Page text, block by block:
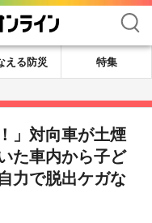
検索
える防災
特集
」対向車が土煙
た車内から子ど
力で脱出ケガな